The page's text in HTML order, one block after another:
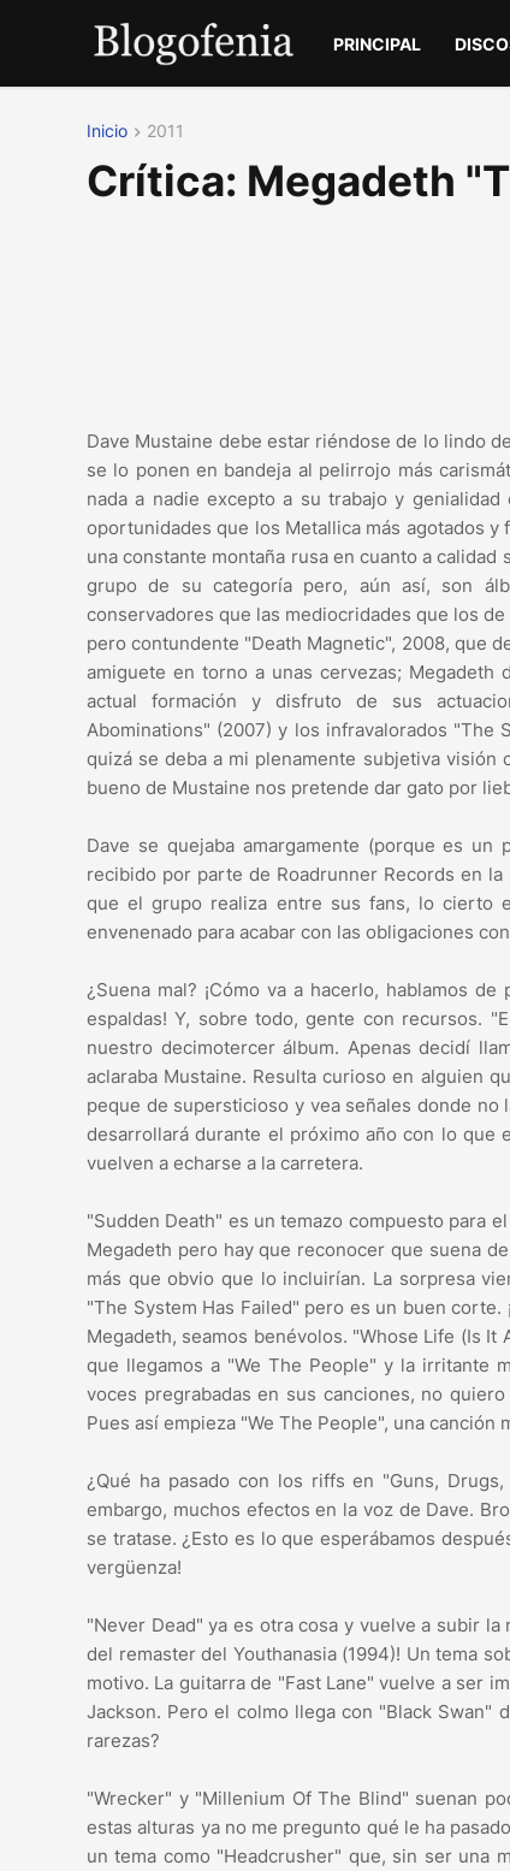
PRINCIPAL
Inicio 2011
Crítica: Megadeth
Dave Mustaine debe estar riéndose de lo lindo
se lo ponen en bandeja al pelirrojo más
nada a nadie excepto a su trabajo y
oportunidades que los Metallica más agotados
una constante montaña rusa en cuanto a
grupo de su categoría pero, aún así, son
conservadores que las mediocridades que los
pero contundente "Death Magnetic", 2008, que
amiguete en torno a unas cervezas;
actual formación y disfruto de sus
Abominations" (2007) y los infravalorados "The
quizá se deba a mi plenamente subjetiva
bueno de Mustaine nos pretende dar gato por
Dave se quejaba amargamente (porque es
recibido por parte de Roadrunner Records en
que el grupo realiza entre sus fans, lo cierto
envenenado para acabar con las obligaciones
¿Suena mal? ¡Cómo va a hacerlo, hablamos
espaldas! Y, sobre todo, gente con recursos.
nuestro decimotercer álbum. Apenas decidí
aclaraba Mustaine. Resulta curioso en alguien
peque de supersticioso y vea señales donde
desarrollará durante el próximo año con lo que
vuelven a echarse a la carretera.
"Sudden Death" es un temazo compuesto para
Megadeth pero hay que reconocer que suena
más que obvio que lo incluirían. La sorpresa
"The System Has Failed" pero es un buen
Megadeth, seamos benévolos. "Whose Life (Is
que llegamos a "We The People" y la irritante
voces pregrabadas en sus canciones, no
Pues así empieza "We The People", una
¿Qué ha pasado con los riffs en "Guns,
embargo, muchos efectos en la voz de Dave.
se tratase. ¿Esto es lo que esperábamos
vergüenza!
"Never Dead" ya es otra cosa y vuelve a subir
del remaster del Youthanasia (1994)! Un tema
motivo. La guitarra de "Fast Lane" vuelve a ser
Jackson. Pero el colmo llega con "Black Swan"
rarezas?
"Wrecker" y "Millenium Of The Blind" suenan
estas alturas ya no me pregunto qué le ha
un tema como "Headcrusher" que, sin ser una